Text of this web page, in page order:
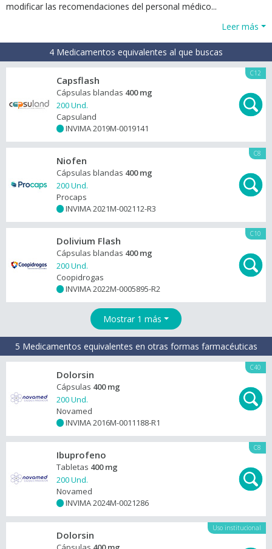
modificar las recomendaciones del personal médico...
Leer más
4 Medicamentos equivalentes al que buscas
C12
Capsflash
Cápsulas blandas 400 mg
200 Und.
Capsuland
INVIMA 2019M-0019141
C8
Niofen
Cápsulas blandas 400 mg
200 Und.
Procaps
INVIMA 2021M-002112-R3
C10
Dolivium Flash
Cápsulas blandas 400 mg
200 Und.
Coopidrogas
INVIMA 2022M-0005895-R2
Mostrar 1 más
5 Medicamentos equivalentes en otras formas farmacéuticas
C40
Dolorsin
Cápsulas 400 mg
200 Und.
Novamed
INVIMA 2016M-0011188-R1
C8
Ibuprofeno
Tabletas 400 mg
200 Und.
Novamed
INVIMA 2024M-0021286
Uso institucional
Dolorsin